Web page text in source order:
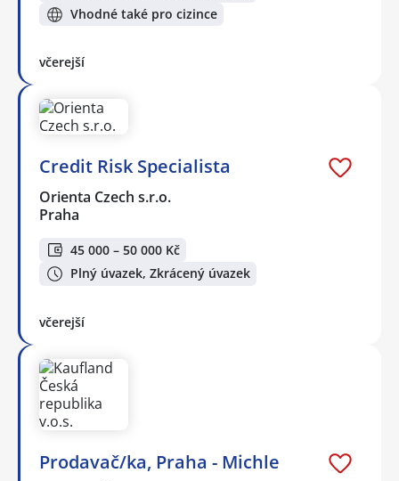
Vhodné také pro cizince
včerejší
Credit Risk Specialista
Orienta Czech s.r.o.
Praha
45 000 – 50 000 Kč
Plný úvazek, Zkrácený úvazek
včerejší
Prodavač/ka, Praha - Michle